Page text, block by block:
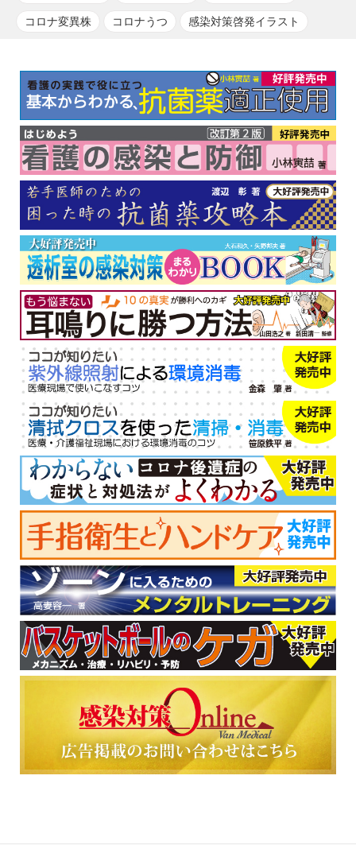
コロナ変異株 コロナうつ 感染対策啓発イラスト